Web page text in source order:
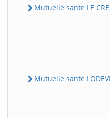
Mutuelle sante LE
Mutuelle sante